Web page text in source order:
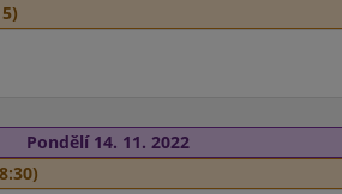
Pondělí 14. 11. 2022